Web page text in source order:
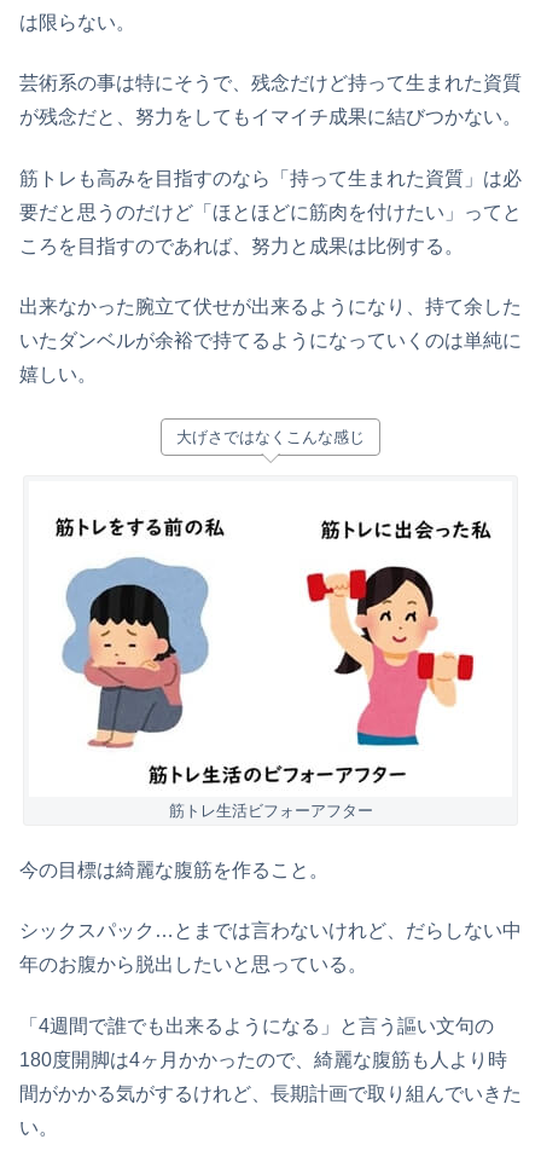
は限らない。
芸術系の事は特にそうで、残念だけど持って生まれた資質
が残念だと、努力をしてもイマイチ成果に結びつかない。
筋トレも高みを目指すのなら「持って生まれた資質」は必
要だと思うのだけど「ほとほどに筋肉を付けたい」ってと
ころを目指すのであれば、努力と成果は比例する。
出来なかった腕立て伏せが出来るようになり、持て余した
いたダンベルが余裕で持てるようになっていくのは単純に
嬉しい。
大げさではなくこんな感じ
筋トレ生活ビフォーアフター
今の目標は綺麗な腹筋を作ること。
シックスパック…とまでは言わないけれど、だらしない中
年のお腹から脱出したいと思っている。
「4週間で誰でも出来るようになる」と言う謳い文句の
180度開脚は4ヶ月かかったので、綺麗な腹筋も人より時
間がかかる気がするけれど、長期計画で取り組んでいきた
い。